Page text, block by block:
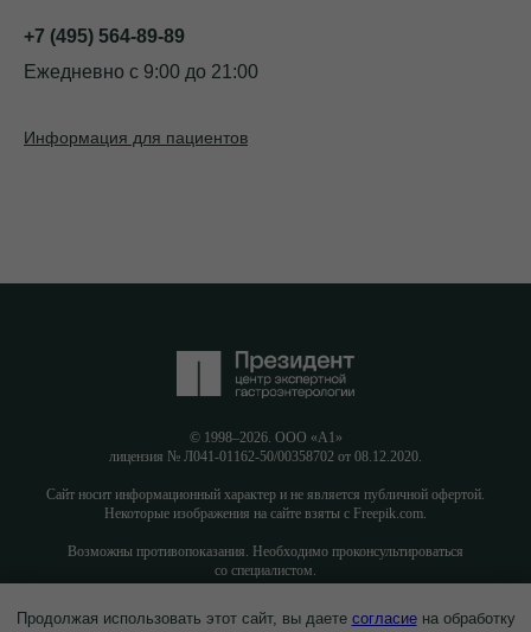
+7 (495) 564-89-89
Ежедневно с 9:00 до 21:00
Информация для пациентов
Продолжая использовать этот сайт, вы даете согласиена обработку
© 1998–2026. ООО «А1»
лицензия № Л041-01162-50/00358702 от 08.12.2020.
Сайт носит информационный характер и не является публичной офертой.
Некоторые изображения на сайте взяты с Freepik.com.
Возможны противопоказания. Необходимо проконсультироваться
со специалистом.